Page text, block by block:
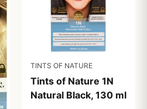
TINTS OF NATURE
Tints of Nature 1N
Natural Black, 130 ml